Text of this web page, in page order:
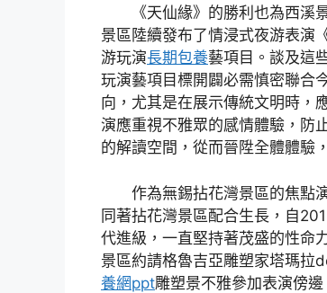
《天仙緣》的勝利也為西溪
景區陸續發布了情浸式夜游表演
游玩演長期包養藝項目。談及這
玩演藝項目標開闢必需慎密聯合
向，尤其是在展示傳統文明時，
演應重視不雅眾的感情體驗，防
的解讀空間，從而晉陞全體體驗
作為無錫拈花灣景區的焦點
同著拈花灣景區配合生長，自
代進級，一直堅持著茂盛的性命
景區約請格魯吉亞雕塑家塔瑪拉
養網ppt雕塑景不雅參加表演傍